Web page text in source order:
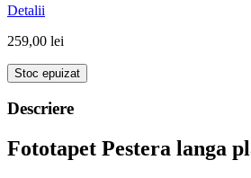
Detalii
259,00 lei
Stoc epuizat
Descriere
Fototapet Pestera langa